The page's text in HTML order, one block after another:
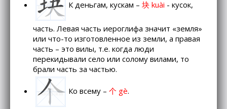
К деньгам, кускам –块 kuài - кусок,
часть. Левая часть иероглифа значит «земля»
или что-то изготовленное из земли, а правая
часть – это вилы, т.е. когда люди
перекидывали село или солому вилами, то
брали часть за частью.
Ко всему –个 gè.